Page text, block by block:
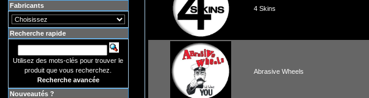
4 Skins
Abrasive Wheels
Fabricants
Recherche rapide
Utilisez des mots-clés pour trouver le
produit que vous recherchez.
Recherche avancée
Nouveautés ?